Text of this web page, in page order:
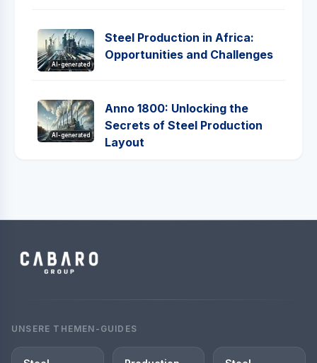
AI-generated
Steel Production in Africa:
Opportunities and Challenges
AI-generated
Anno 1800: Unlocking the
Secrets of Steel Production
Layout
UNSERE THEMEN-GUIDES